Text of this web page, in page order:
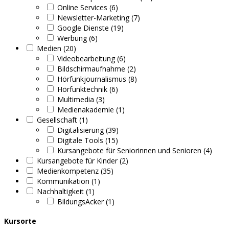
Online Services (6)
Newsletter-Marketing (7)
Google Dienste (19)
Werbung (6)
Medien (20)
Videobearbeitung (6)
Bildschirmaufnahme (2)
Hörfunkjournalismus (8)
Hörfunktechnik (6)
Multimedia (3)
Medienakademie (1)
Gesellschaft (1)
Digitalisierung (39)
Digitale Tools (15)
Kursangebote für Seniorinnen und Senioren (4)
Kursangebote für Kinder (2)
Medienkompetenz (35)
Kommunikation (1)
Nachhaltigkeit (1)
BildungsAcker (1)
Kursorte